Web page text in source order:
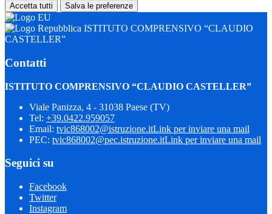
Accetta tutti Salva le preferenze
ISTITUTO COMPRENSIVO “CLAUDIO
CASTELLER”
Contatti
ISTITUTO COMPRENSIVO “CLAUDIO CASTELLER”
Viale Panizza, 4 - 31038 Paese (TV)
Tel: +39.0422.959057
Email: tvic868002@istruzione.itLink per inviare una mail
PEC: tvic868002@pec.istruzione.itLink per inviare una mail
Seguici su
Facebook
Twitter
Instagram